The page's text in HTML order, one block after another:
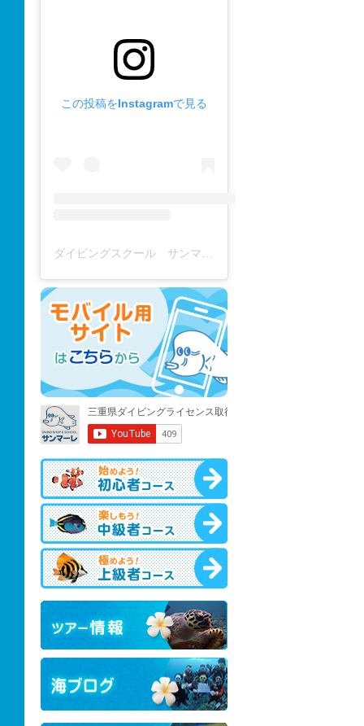
この投稿をInstagramで見る
ダイビングスクール サンマーレ / diving school(@diving_school_sanmare)がシェアした投稿